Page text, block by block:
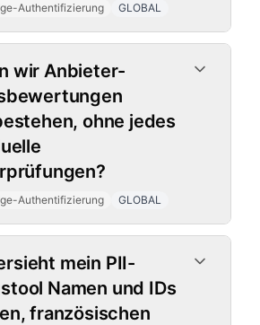
Authentifizierung GLOBAL
wir Anbieter-
ohne jedes
Authentifizierung GLOBAL
Unterstützung
mein PII-
Namen und IDs
französischen